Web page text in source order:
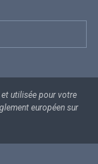
et utilisée pour votre
européen sur